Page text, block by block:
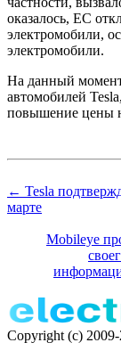
оказалось, ЕС
электромобили,
электромобили.
На данный момент
автомобилей
повышение цены
← Tesla
марте
Mobileye
Copyright (c)